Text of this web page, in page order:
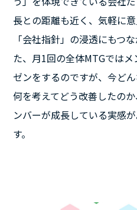
長との距離も近く、気軽に
「会社指針」の浸透にもつ
た、月1回の全体MTGでは
ゼンをするのですが、今ど
何を考えてどう改善したの
ンバーが成長している実感
す。